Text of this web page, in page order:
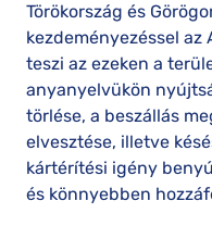
Törökország és
kezdeményezéssel
teszi az ezeken a
anyanyelvükön
törlése, a beszállás
elvesztése, illetve
kártérítési igény
és könnyebben